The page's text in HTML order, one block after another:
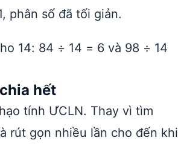
phân số đã tối giản.
14: 84 ÷ 14 = 6 và 98 ÷ 14
hết
tính ƯCLN. Thay vì tìm
rút gọn nhiều lần cho đến khi